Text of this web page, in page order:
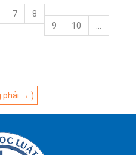
7
8
9
10
phải → )